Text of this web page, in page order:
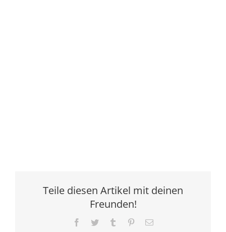
Teile diesen Artikel mit deinen
Freunden!
Facebook
Twitter Tumblr Pinterest
E-